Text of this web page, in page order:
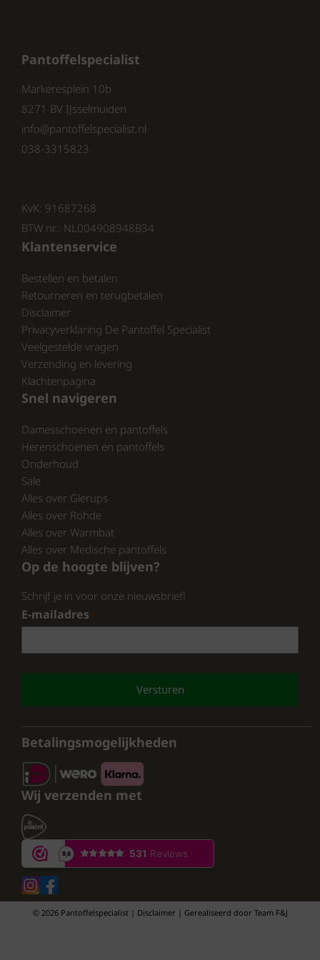
blauwe kleur, die makkelijk te
Waarom Kiezen voor Q Fit Dames
pantoffels. Ze zijn ontworpen met de
behoeften van de moderne vrouw in
gedachten. Of je nu thuis aan het relaxen
bent of een snelle boodschap doet, deze
pantoffels bieden je de ondersteuning en stijl
die je zoekt.
Waar te Koop
De Q Fit dames pantoffels zijn nu beschikbaar
bij pantoffelspecialist.nl . Hier vind je een
breed assortiment aan pantoffels van hoge
kwaliteit. Wacht niet langer en ervaar zelf het
comfort van de Q Fit dames pantoffels.
alleen een praktisch product in huis, maar
ook een stijlvol item dat je voeten de hele dag
comfortabel houdt. Bezoek
pantoffelspecialist.nl om jouw paar vandaag
nog aan te schaffen en geniet van de
voordelen die deze pantoffels te bieden
hebben.
Pantoffelspecialist
Markeresplein 10b
8271 BV IJsselmuiden
info@pantoffelspecialist.nl
038-3315823
KvK: 91687268
BTW nr.: NL004908948B34
Klantenservice
Bestellen en betalen
Retourneren en terugbetalen
Disclaimer
Privacyverklaring De Pantoffel Specialist
Veelgestelde vragen
Verzending en levering
Klachtenpagina
Snel navigeren
Damesschoenen en pantoffels
Herenschoenen en pantoffels
Onderhoud
Sale
Alles over Glerups
Alles over Rohde
Alles over Warmbat
Alles over Medische pantoffels
Op de hoogte blijven?
Schrijf je in voor onze nieuwsbrief!
E-mailadres *
CAPTCHA
Betalingsmogelijkheden
Wij verzenden met
© 2026 Pantoffelspecialist | Disclaimer | Gerealiseerd door Team F&J